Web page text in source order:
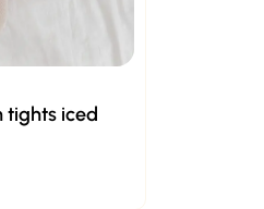
tights iced